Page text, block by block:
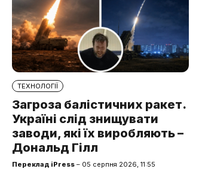
ТЕХНОЛОГІЇ
Загроза балістичних ракет.
Україні слід знищувати
заводи, які їх виробляють –
Дональд Гілл
Переклад iPress – 05 серпня 2026, 11:55